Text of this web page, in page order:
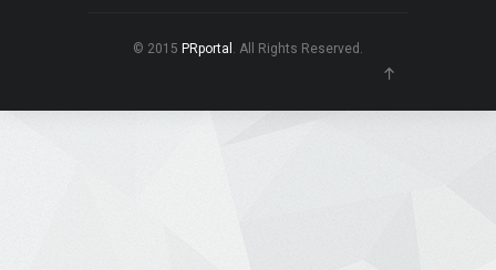
© 2015 PRportal . All Rights Reserved.